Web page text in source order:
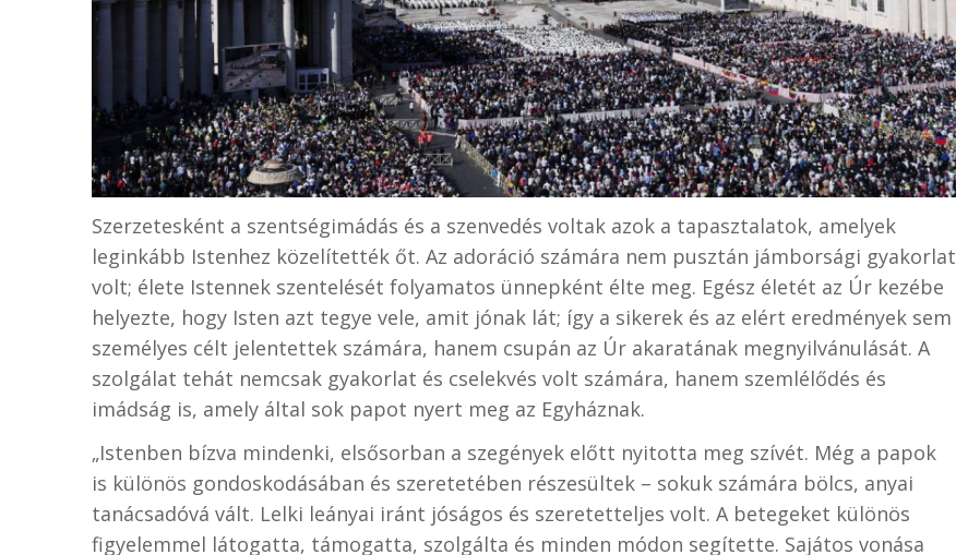
Szerzetesként a szentségimádás és a szenvedés voltak azok a tapasztalatok, amelyek
leginkább Istenhez közelítették őt. Az adoráció számára nem pusztán jámborsági gyakorlat
volt; élete Istennek szentelését folyamatos ünnepként élte meg. Egész életét az Úr kezébe
helyezte, hogy Isten azt tegye vele, amit jónak lát; így a sikerek és az elért eredmények sem
személyes célt jelentettek számára, hanem csupán az Úr akaratának megnyilvánulását. A
szolgálat tehát nemcsak gyakorlat és cselekvés volt számára, hanem szemlélődés és
imádság is, amely által sok papot nyert meg az Egyháznak.
„Istenben bízva mindenki, elsősorban a szegények előtt nyitotta meg szívét. Még a papok
is különös gondoskodásában és szeretetében részesültek – sokuk számára bölcs, anyai
tanácsadóvá vált. Lelki leányai iránt jóságos és szeretetteljes volt. A betegeket különös
figyelemmel látogatta, támogatta, szolgálta és minden módon segítette. Sajátos vonása